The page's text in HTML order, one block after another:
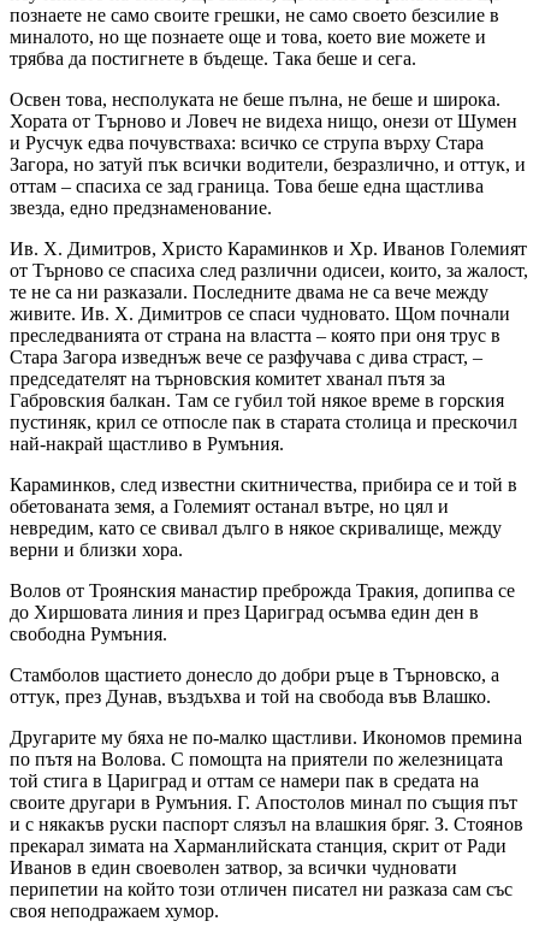
познаете не само своите грешки, не само своето безсилие в
миналото, но ще познаете още и това, което вие можете и
трябва да постигнете в бъдеще. Така беше и сега.
Освен това, несполуката не беше пълна, не беше и широка.
Хората от Търново и Ловеч не видеха нищо, онези от Шумен
и Русчук едва почувстваха: всичко се струпа върху Стара
Загора, но затуй пък всички водители, безразлично, и оттук, и
оттам – спасиха се зад граница. Това беше една щастлива
звезда, едно предзнаменование.
Ив. Х. Димитров, Христо Караминков и Хр. Иванов Големият
от Търново се спасиха след различни одисеи, които, за жалост,
те не са ни разказали. Последните двама не са вече между
живите. Ив. Х. Димитров се спаси чудновато. Щом почнали
преследванията от страна на властта – която при оня трус в
Стара Загора изведнъж вече се разфучава с дива страст, –
председателят на търновския комитет хванал пътя за
Габровския балкан. Там се губил той някое време в горския
пустиняк, крил се отпосле пак в старата столица и прескочил
най-накрай щастливо в Румъния.
Караминков, след известни скитничества, прибира се и той в
обетованата земя, а Големият останал вътре, но цял и
невредим, като се свивал дълго в някое скривалище, между
верни и близки хора.
Волов от Троянския манастир преброжда Тракия, допипва се
до Хиршовата линия и през Цариград осъмва един ден в
свободна Румъния.
Стамболов щастието донесло до добри ръце в Търновско, а
оттук, през Дунав, въздъхва и той на свобода във Влашко.
Другарите му бяха не по-малко щастливи. Икономов премина
по пътя на Волова. С помощта на приятели по железницата
той стига в Цариград и оттам се намери пак в средата на
своите другари в Румъния. Г. Апостолов минал по същия път
и с някакъв руски паспорт слязъл на влашкия бряг. З. Стоянов
прекарал зимата на Харманлийската станция, скрит от Ради
Иванов в един своеволен затвор, за всички чудновати
перипетии на който този отличен писател ни разказа сам със
своя неподражаем хумор.